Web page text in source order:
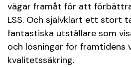
vägar framåt för att
LSS. Och självklart ett stort
fantastiska utställare som
och lösningar för framtidens
kvalitetssäkring.